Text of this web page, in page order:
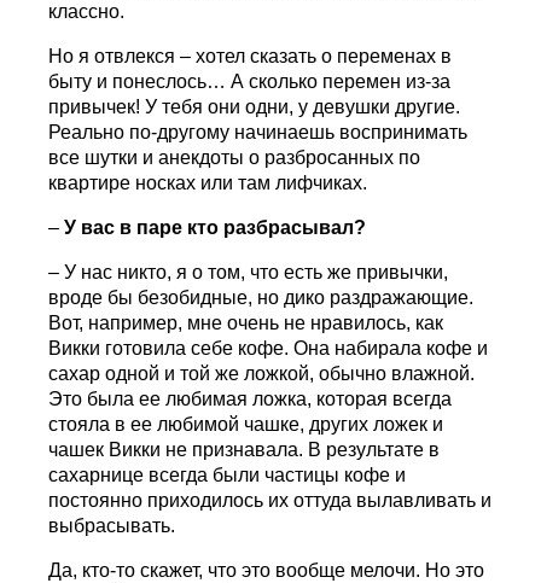
классно.
Но я отвлекся – хотел сказать о переменах в
быту и понеслось… А сколько перемен из-за
привычек! У тебя они одни, у девушки другие.
Реально по-другому начинаешь воспринимать
все шутки и анекдоты о разбросанных по
квартире носках или там лифчиках.
–У вас в паре кто разбрасывал?
– У нас никто, я о том, что есть же привычки,
вроде бы безобидные, но дико раздражающие.
Вот, например, мне очень не нравилось, как
Викки готовила себе кофе. Она набирала кофе и
сахар одной и той же ложкой, обычно влажной.
Это была ее любимая ложка, которая всегда
стояла в ее любимой чашке, других ложек и
чашек Викки не признавала. В результате в
сахарнице всегда были частицы кофе и
постоянно приходилось их оттуда вылавливать и
выбрасывать.
Да, кто-то скажет, что это вообще мелочи. Но это